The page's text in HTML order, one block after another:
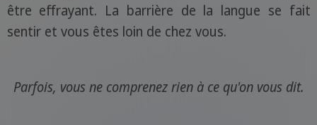
être effrayant. La barrière de la langue se fait
sentir et vous êtes loin de chez vous.
Parfois, vous ne comprenez rien à ce qu'on vous dit.